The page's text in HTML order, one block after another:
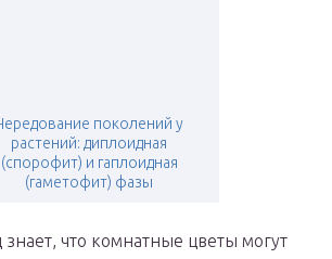
поколений у
растений: диплоидная
(спорофит) и гаплоидная
(гаметофит) фазы
что комнатные цветы могут